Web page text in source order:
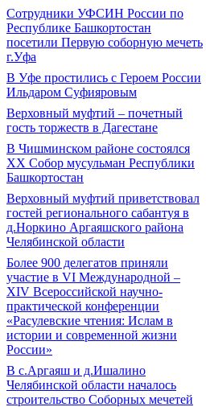
Сотрудники УФСИН России по
Республике Башкортостан
посетили Первую соборную мечеть
г.Уфа
В Уфе простились с Героем России
Ильдаром Суфияровым
Верховный муфтий – почетный
гость торжеств в Дагестане
В Чишминском районе состоялся
XX Собор мусульман Республики
Башкортостан
Верховный муфтий приветствовал
гостей регионального сабантуя в
д.Норкино Аргаяшского района
Челябинской области
Более 900 делегатов приняли
участие в VI Международной –
ХIV Всероссийской научно-
практической конференции
«Расулевские чтения: Ислам в
истории и современной жизни
России»
В с.Аргаяш и д.Ишалино
Челябинской области началось
строительство Соборных мечетей